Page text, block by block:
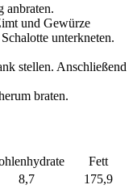
anbraten.
und Gewürze
unterkneten.
stellen. Anschließend
braten.
Fett
8,7
175,9